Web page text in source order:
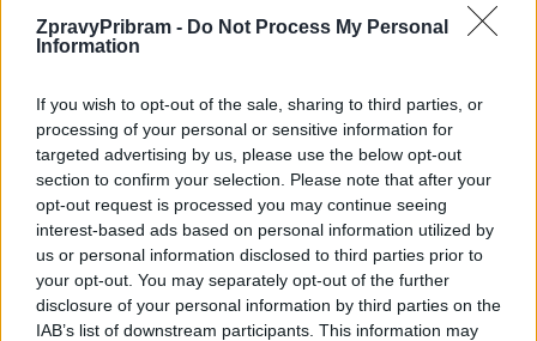
ZpravyPribram - Do Not Process My Personal
Information
If you wish to opt-out of the sale, sharing to third parties, or
processing of your personal or sensitive information for
targeted advertising by us, please use the below opt-out
section to confirm your selection. Please note that after your
opt-out request is processed you may continue seeing
interest-based ads based on personal information utilized by
us or personal information disclosed to third parties prior to
your opt-out. You may separately opt-out of the further
disclosure of your personal information by third parties on the
IAB’s list of downstream participants. This information may
Komentáře
hlediště
Jan Konvalinka
malá scéna oprava
rekonstrukce
sedadla
Vladimír Karpíšek